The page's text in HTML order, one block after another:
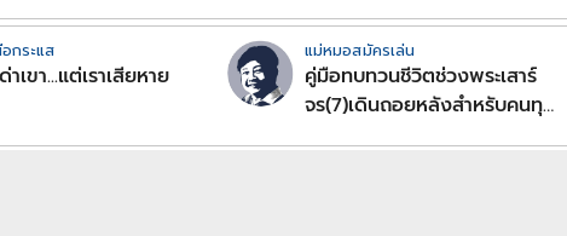
กระแส
าเขา...แต่เราเสียหาย
แม่หมอสมัครเล่น
คู่มือทบทวนชีวิตช่วงพระเสาร์
จร(7)เดินถอยหลังสำหรับคนทุก